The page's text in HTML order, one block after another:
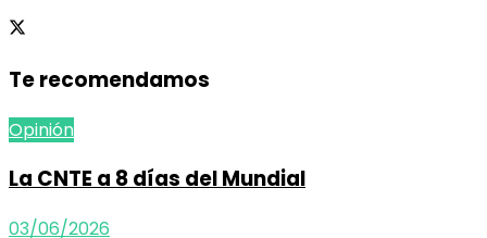
Te recomendamos
Opinión
La CNTE a 8 días del Mundial
03/06/2026